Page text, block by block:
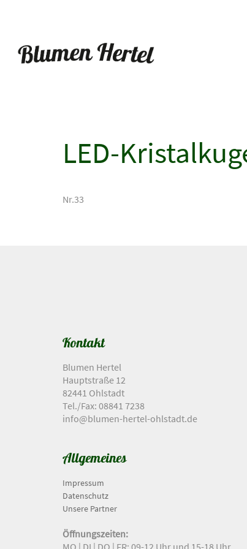
LED-
Nr.33
Kontakt
Blumen Hertel
Hauptstraße 12
82441 Ohlstadt
Tel./Fax: 08841 7238
info@blumen-hertel-ohlstadt.de
Allgemeines
Impressum
Datenschutz
Unsere Partner
Öffnungszeiten:
MO | DI | DO | FR: 09-12 Uhr und 15-18 Uhr